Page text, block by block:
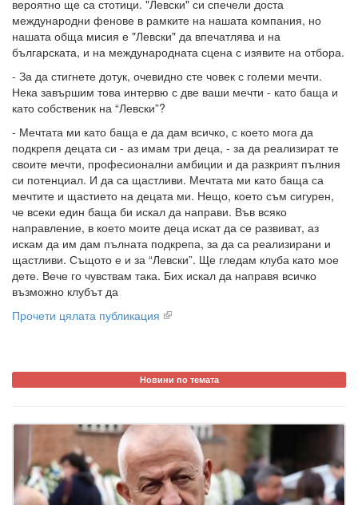
вероятно ще са стотици. "Левски" си спечели доста
международни фенове в рамките на нашата компания, но
нашата обща мисия е "Левски" да впечатлява и на
българската, и на международната сцена с изявите на отбора.
- За да стигнете дотук, очевидно сте човек с големи мечти.
Нека завършим това интервю с две ваши мечти - като баща и
като собственик на “Левски”?
- Мечтата ми като баща е да дам всичко, с което мога да
подкрепя децата си - аз имам три деца, - за да реализират те
своите мечти, професионални амбиции и да разкрият пълния
си потенциал. И да са щастливи. Мечтата ми като баща са
мечтите и щастието на децата ми. Нещо, което съм сигурен,
че всеки един баща би искал да направи. Във всяко
направление, в което моите деца искат да се развиват, аз
искам да им дам пълната подкрепа, за да са реализирани и
щастливи. Същото е и за “Левски”. Ще гледам клуба като мое
дете. Вече го чувствам така. Бих искал да направя всичко
възможно клубът да
Прочети цялата публикация
Новини по темата